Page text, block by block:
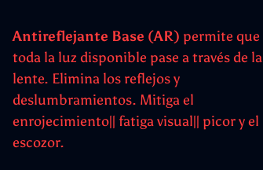
Antireflejante Base (AR) permite que
toda la luz disponible pase a través de la
lente. Elimina los reflejos y
deslumbramientos. Mitiga el
enrojecimiento|| fatiga visual|| picor y el
escozor.